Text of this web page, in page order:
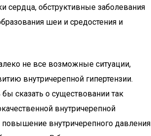
сердца, обструктивные заболевания
шеи и средостения и
не все возможные ситуации,
внутричерепной гипертензии.
сказать о существовании так
внутричерепной
повышение внутричерепного давления